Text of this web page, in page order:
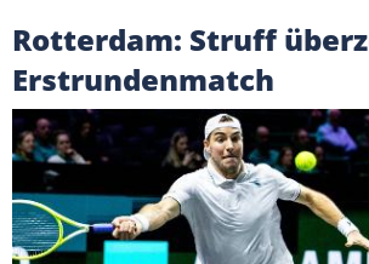
Rotterdam: Struff
Erstrundenmatch